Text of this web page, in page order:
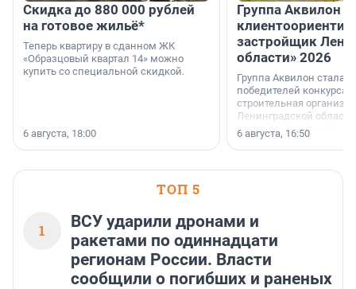
Скидка до 880 000 рублей
на готовое жильё*
Теперь квартиру в сданном ЖК
«Образцовый квартал 14» можно
купить со специальной скидкой.
6 августа, 18:00
Группа Аквилон
застройщик
области» 2026
Группа Аквилон стала
победителей конкурса
строительная
Ленинградской области
номинации «Самый
застройщик
6 августа, 16:50
ТОП 5
1
ВСУ ударили дронами и
ракетами по одиннадцати
регионам России. Власти
сообщили о погибших и раненых